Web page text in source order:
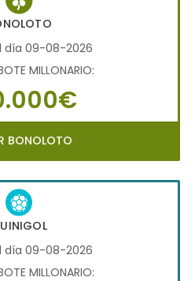
día 09-08-2026
MILLONARIO:
BONOLOTO
día 09-08-2026
MILLONARIO: